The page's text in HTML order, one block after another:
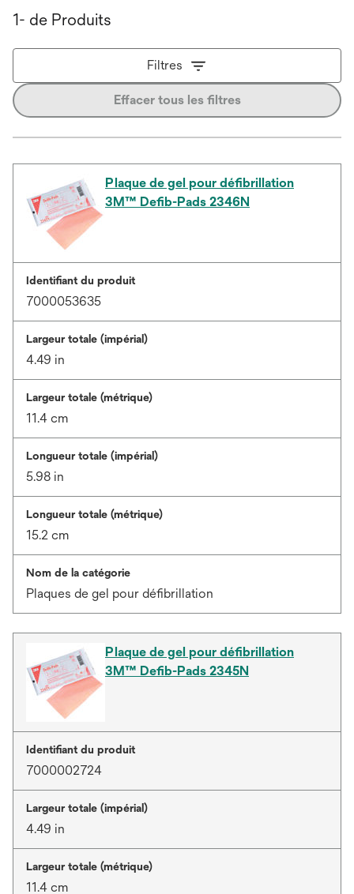
1- de Produits
Filtres
Effacer tous les filtres
Plaque de gel pour défibrillation
3M™ Defib-Pads 2346N
Identifiant du produit
7000053635
Largeur totale (impérial)
4.49 in
Largeur totale (métrique)
11.4 cm
Longueur totale (impérial)
5.98 in
Longueur totale (métrique)
15.2 cm
Nom de la catégorie
Plaques de gel pour défibrillation
Plaque de gel pour défibrillation
3M™ Defib-Pads 2345N
Identifiant du produit
7000002724
Largeur totale (impérial)
4.49 in
Largeur totale (métrique)
11.4 cm